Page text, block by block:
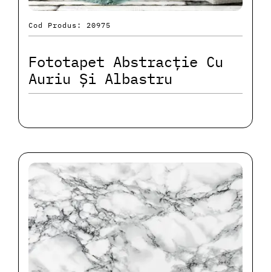
Cod Produs: 20975
Fototapet Abstracție Cu
Auriu Și Albastru